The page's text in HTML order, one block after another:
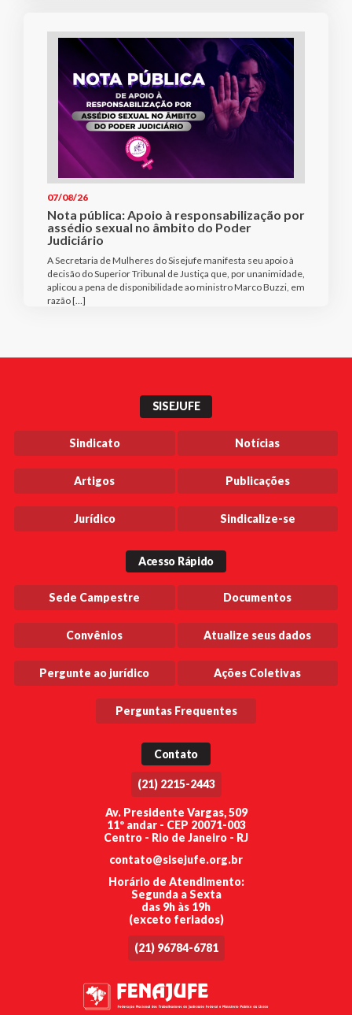
07/08/26
Nota pública: Apoio à responsabilização por
assédio sexual no âmbito do Poder
Judiciário
A Secretaria de Mulheres do Sisejufe manifesta seu apoio à
decisão do Superior Tribunal de Justiça que, por unanimidade,
aplicou a pena de disponibilidade ao ministro Marco Buzzi, em
razão […]
SISEJUFE
Sindicato Notícias
Artigos Publicações
Jurídico Sindicalize-se
Acesso Rápido
Sede Campestre Documentos
Convênios Atualize seus dados
Pergunte ao jurídico Ações Coletivas
Perguntas Frequentes
Contato
(21) 2215-2443
Av. Presidente Vargas, 509
11º andar - CEP 20071-003
Centro - Rio de Janeiro - RJ
contato@sisejufe.org.br
Horário de Atendimento:
Segunda a Sexta
das 9h às 19h
(exceto feriados)
(21) 96784-6781